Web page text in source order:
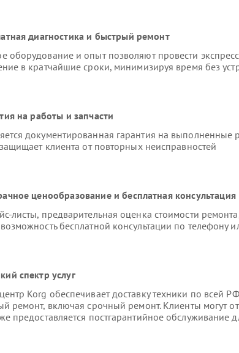
диагностика и быстрый ремонт
оборудование и опыт позволяют провести
в кратчайшие сроки, минимизируя время без
на работы и запчасти
документированная гарантия на выполненные
клиента от повторных неисправностей
ценообразование и бесплатная консультация
листы, предварительная оценка стоимости
бесплатной консультации по телефону
спектр услуг
Korg обеспечивает доставку техники по всей
ремонт, включая срочный ремонт. Клиенты могут
предоставляется постгарантийное обслуживание